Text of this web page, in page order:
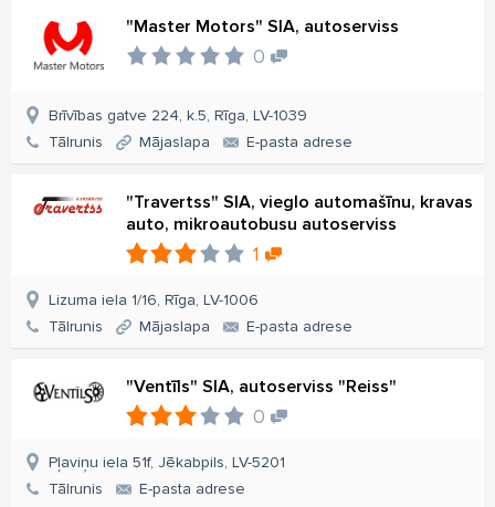
"Master Motors" SIA, autoserviss
0
Brīvības gatve 224, k.5, Rīga, LV-1039
Tālrunis
Mājaslapa E-pasta adrese
"Travertss" SIA, vieglo automašīnu, kravas
auto, mikroautobusu autoserviss
1
Lizuma iela 1/16, Rīga, LV-1006
Tālrunis
Mājaslapa E-pasta adrese
"Ventīls" SIA, autoserviss "Reiss"
0
Pļaviņu iela 51f, Jēkabpils, LV-5201
Tālrunis
E-pasta adrese